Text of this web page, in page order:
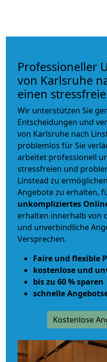
Professioneller
von Karlsruhe
einen
Wir unterstützen Sie
Entscheidungen und
von Karlsruhe nach
problemlos für Sie
arbeitet professionell
stressfreien und
Linstead zu
Angebote zu erhalten,
unkompliziertes
erhalten innerhalb von
und unverbindliche
Versprechen.
Faire und flexible
kostenlose und
bis zu 60 % sparen
schnelle
Kostenlose